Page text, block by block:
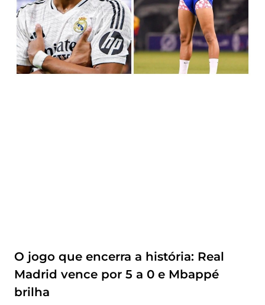
O jogo que encerra a história: Real
Madrid vence por 5 a 0 e Mbappé
brilha